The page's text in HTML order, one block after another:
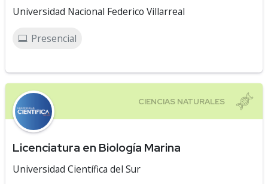
Universidad Nacional Federico Villarreal
Presencial
Licenciatura en Biología Marina
Universidad Científica del Sur